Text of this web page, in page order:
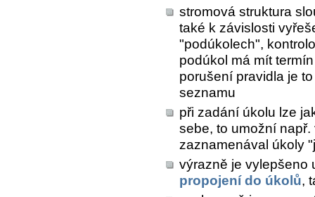
stromová struktura
také k závislosti
"podúkolech",
podúkol má mít
porušení pravidla je
seznamu
při zadání úkolu lze
sebe, to umožní
zaznamenával úkoly
výrazně je vylepšeno
propojení do úkolů,